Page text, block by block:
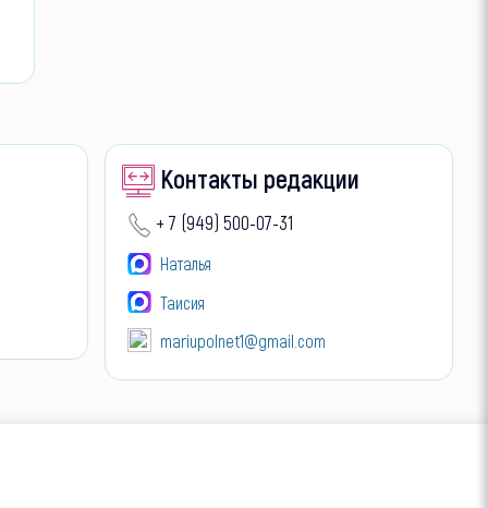
Контакты редакции
+ 7 (949) 500-07-31
Наталья
Таисия
mariupolnet1@gmail.com